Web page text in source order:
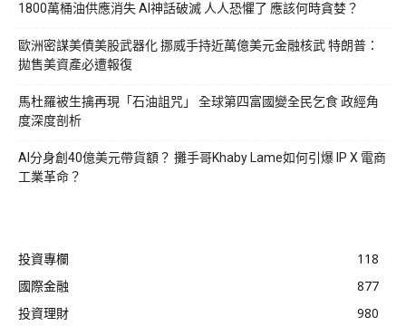
1800萬桶油供應消失 AI神話破滅 人人恐懼了 應該何時貪婪？
歐洲密謀美債美股武器化 挪威手持近萬億美元金融核武 特朗普：
拋售美資產必遭報復
馬杜羅被生擒再現「石油詛咒」 全球第四富國變全民乞食 政經角
度深度剖析
AI分身創40億美元帶貨額？ 攤手哥Khaby Lame如何引爆 IP X 電商
工業革命？
投資專欄
118
國際金融
877
投資理財
980